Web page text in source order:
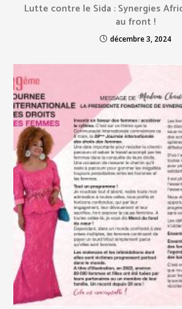
Lutte contre le Sida : Synergies
au front !
décembre 3, 2024